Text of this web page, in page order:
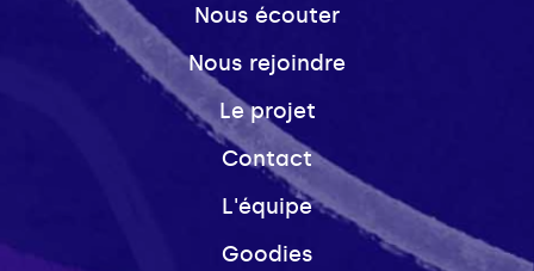
Nous écouter
Nous rejoindre
Le projet
Contact
L'équipe
Goodies